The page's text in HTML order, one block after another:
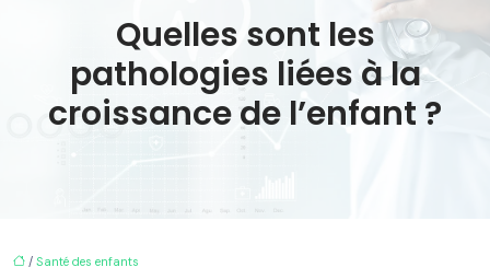
Quelles sont les
pathologies liées à la
croissance de l’enfant ?
/ Santé des enfants